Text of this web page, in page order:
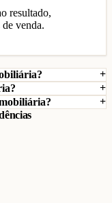
resultado,
venda.